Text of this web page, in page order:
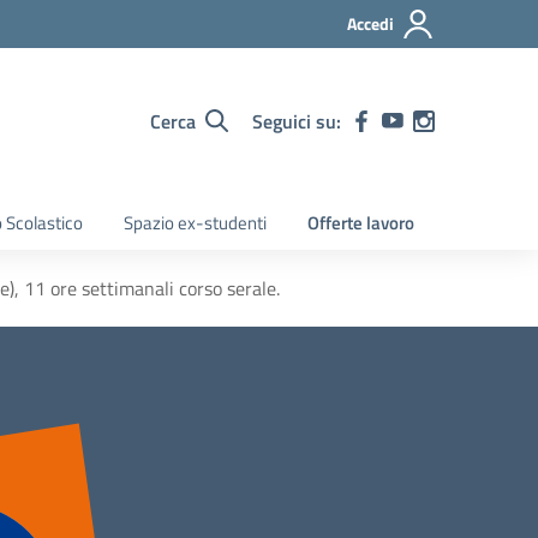
Accedi
Cerca Seguici su:
Scolastico Spazio ex-studenti Offerte lavoro
11 ore settimanali corso serale.